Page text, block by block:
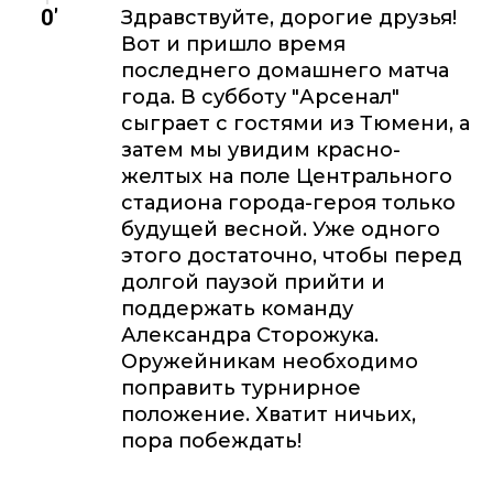
0'
Здравствуйте, дорогие друзья!
Вот и пришло время
последнего домашнего матча
года. В субботу "Арсенал"
сыграет с гостями из Тюмени, а
затем мы увидим красно-
желтых на поле Центрального
стадиона города-героя только
будущей весной. Уже одного
этого достаточно, чтобы перед
долгой паузой прийти и
поддержать команду
Александра Сторожука.
Оружейникам необходимо
поправить турнирное
положение. Хватит ничьих,
пора побеждать!